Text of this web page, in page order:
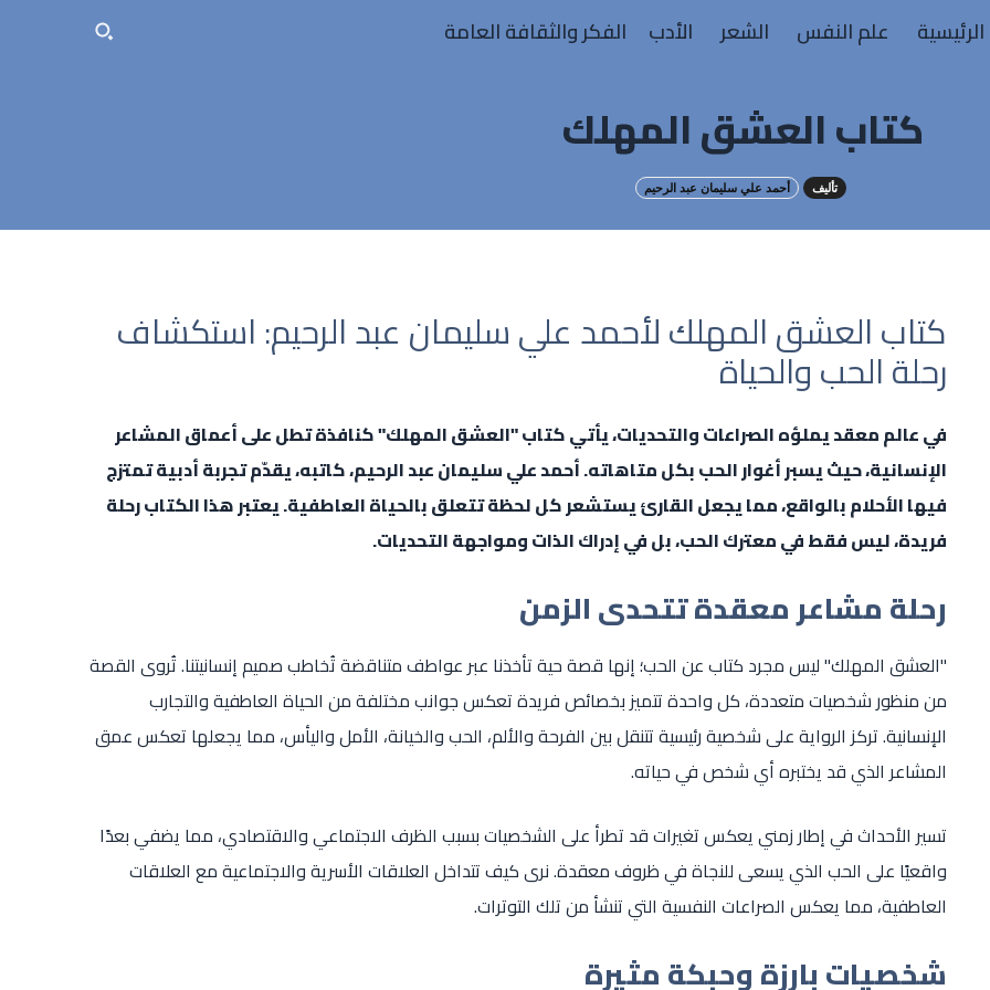
الرئيسية علم النفس الشعر الأدب الفكر والثقافة العامة
كتاب العشق المهلك
تأليف أحمد علي سليمان عبد الرحيم
كتاب العشق المهلك لأحمد علي سليمان عبد الرحيم: استكشاف
رحلة الحب والحياة
في عالم معقد يملؤه الصراعات والتحديات، يأتي كتاب "العشق المهلك" كنافذة تطل على أعماق المشاعر
الإنسانية، حيث يسبر أغوار الحب بكل متاهاته. أحمد علي سليمان عبد الرحيم، كاتبه، يقدّم تجربة أدبية تمتزج
فيها الأحلام بالواقع، مما يجعل القارئ يستشعر كل لحظة تتعلق بالحياة العاطفية. يعتبر هذا الكتاب رحلة
فريدة، ليس فقط في معترك الحب، بل في إدراك الذات ومواجهة التحديات.
رحلة مشاعر معقدة تتحدى الزمن
"العشق المهلك" ليس مجرد كتاب عن الحب؛ إنها قصة حية تأخذنا عبر عواطف متناقضة تُخاطب صميم إنسانيتنا. تُروى القصة
من منظور شخصيات متعددة، كل واحدة تتميز بخصائص فريدة تعكس جوانب مختلفة من الحياة العاطفية والتجارب
الإنسانية. تركز الرواية على شخصية رئيسية تتنقل بين الفرحة والألم، الحب والخيانة، الأمل واليأس، مما يجعلها تعكس عمق
المشاعر الذي قد يختبره أي شخص في حياته.
تسير الأحداث في إطار زمني يعكس تغيرات قد تطرأ على الشخصيات بسبب الظرف الاجتماعي والاقتصادي، مما يضفي بعدًا
واقعيًا على الحب الذي يسعى للنجاة في ظروف معقدة. نرى كيف تتداخل العلاقات الأسرية والاجتماعية مع العلاقات
العاطفية، مما يعكس الصراعات النفسية التي تنشأ من تلك التوترات.
شخصيات بارزة وحبكة مثيرة